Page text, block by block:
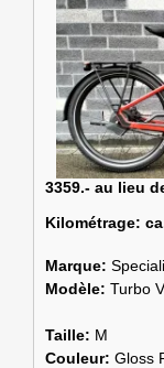
3359.- au lieu
Kilométrage:
Marque:
Modèle: Turbo
Taille: M
Couleur: Gloss